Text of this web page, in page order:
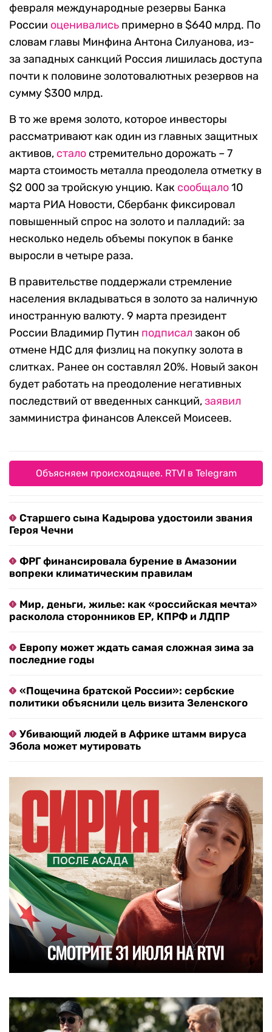
февраля международные резервы Банка
России оценивались примерно в $640 млрд. По
словам главы Минфина Антона Силуанова, из-
за западных санкций Россия лишилась доступа
почти к половине золотовалютных резервов на
сумму $300 млрд.
В то же время золото, которое инвесторы
рассматривают как один из главных защитных
активов, стало стремительно дорожать – 7
марта стоимость металла преодолела отметку в
$2 000 за тройскую унцию. Как сообщало10
марта РИА Новости, Сбербанк фиксировал
повышенный спрос на золото и палладий: за
несколько недель объемы покупок в банке
выросли в четыре раза.
В правительстве поддержали стремление
населения вкладываться в золото за наличную
иностранную валюту. 9 марта президент
России Владимир Путин подписал закон об
отмене НДС для физлиц на покупку золота в
слитках. Ранее он составлял 20%. Новый закон
будет работать на преодоление негативных
последствий от введенных санкций,заявил
замминистра финансов Алексей Моисеев.
Объясняем происходящее. RTVI в Telegram
Старшего сына Кадырова удостоили звания
Героя Чечни
ФРГ финансировала бурение в Амазонии
вопреки климатическим правилам
Мир, деньги, жилье: как «российская мечта»
расколола сторонников ЕР, КПРФ и ЛДПР
Европу может ждать самая сложная зима за
последние годы
«Пощечина братской России»: сербские
политики объяснили цель визита Зеленского
Убивающий людей в Африке штамм вируса
Эбола может мутировать